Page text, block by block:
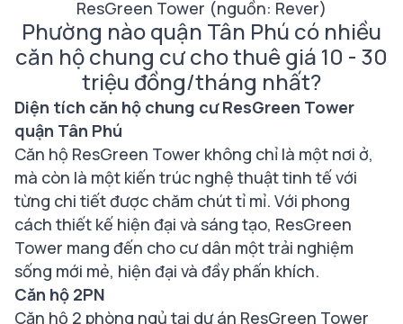
ResGreen Tower (nguồn: Rever)
Phường nào quận Tân Phú có nhiều
căn hộ chung cư cho thuê giá 10 - 30
triệu đồng/tháng nhất?
Diện tích căn hộ chung cư ResGreen Tower
quận Tân Phú
Căn hộ ResGreen Tower không chỉ là một nơi ở,
mà còn là một kiến trúc nghệ thuật tinh tế với
từng chi tiết được chăm chút tỉ mỉ. Với phong
cách thiết kế hiện đại và sáng tạo, ResGreen
Tower mang đến cho cư dân một trải nghiệm
sống mới mẻ, hiện đại và đầy phấn khích.
Căn hộ 2PN
Căn hộ 2 phòng ngủ tại dự án ResGreen Tower